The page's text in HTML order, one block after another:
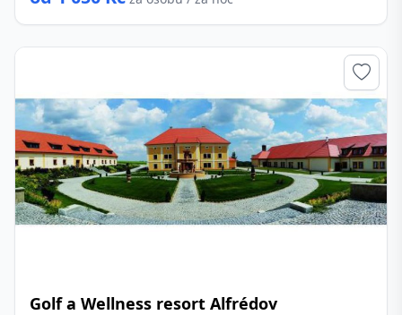
Golf a Wellness resort Alfrédov